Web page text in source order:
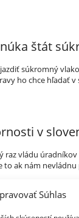
Súhlas
štát
súkromný
ho chce hľadať v
v
raz vládu úradníkov
to ak nám nevládnu